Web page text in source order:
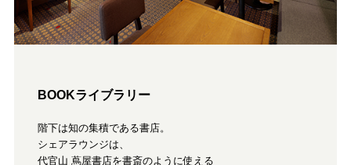
BOOKライブラリー
階下は知の集積である書店。
シェアラウンジは、
代官山 蔦屋書店を書斎のように使える